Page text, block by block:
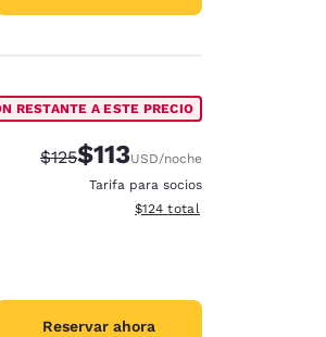
RESTANTE A ESTE PRECIO
Precio tachado:
$125Precio con descuento:
$113USD/noche
Tarifa para socios
Ver detalles del total
$124 total
Reservar ahora